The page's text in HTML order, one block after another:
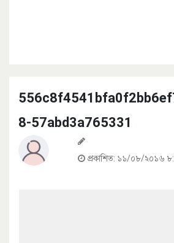
8-57abd3a765331
প্রকাশিত: ১১/০৮/২০১৬